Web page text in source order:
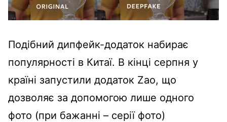
Подібний дипфейк-додаток набирає
популярності в Китаї. В кінці серпня у
країні запустили додаток Zao, що
дозволяє за допомогою лише одного
фото (при бажанні – серії фото)